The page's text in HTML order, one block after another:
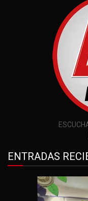
ENTRADAS